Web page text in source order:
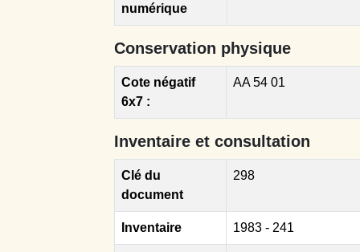
numérique
Conservation physique
Cote négatif
6x7 :
AA 54 01
Inventaire et consultation
Clé du
document
298
Inventaire 1983 - 241